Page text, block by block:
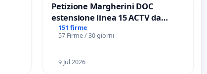
Petizione Margherini DOC
estensione linea 15 ACTV da
Marghera P.zza S. Antonio
all'aeroporto Marco Polo tariffa a
151 firme
57 Firme / 30 giorni
9 Jul 2026